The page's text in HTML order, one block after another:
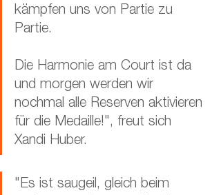
kämpfen uns von Partie zu
Partie.
Die Harmonie am Court ist da
und morgen werden wir
nochmal alle Reserven aktivieren
für die Medaille!", freut sich
Xandi Huber.
"Es ist saugeil, gleich beim